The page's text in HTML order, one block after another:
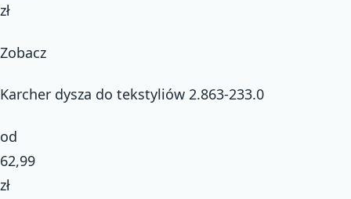
zł
Zobacz
Karcher dysza do tekstyliów 2.863-233.0
od
62,99
zł